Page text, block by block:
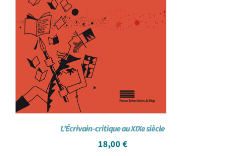
L’Écrivain-critique au XIXe siècle
18,00 €